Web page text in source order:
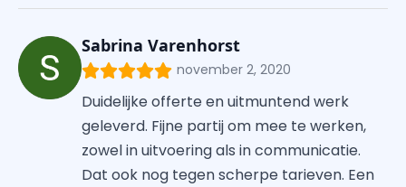
Sabrina Varenhorst
november 2, 2020
Duidelijke offerte en uitmuntend werk
geleverd. Fijne partij om mee te werken,
zowel in uitvoering als in communicatie.
Dat ook nog tegen scherpe tarieven. Een